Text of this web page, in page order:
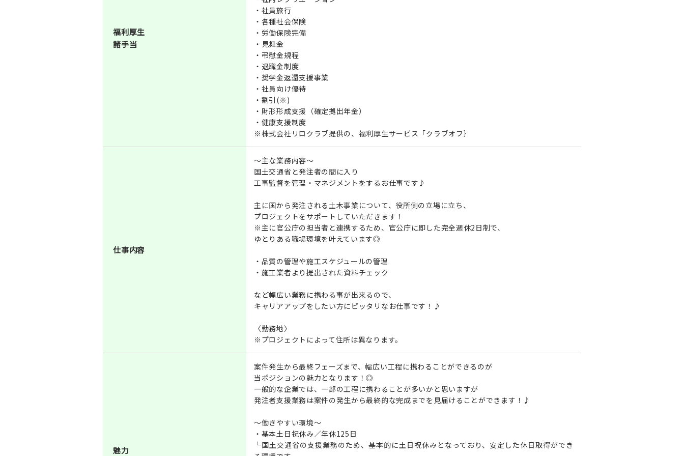
福利厚生
諸手当
・社員旅行
・各種社会保険
・労働保険完備
・見舞金
・弔慰金規程
・退職金制度
・奨学金返還支援事業
・社員向け優待
・割引(※)
・財形形成支援（確定拠出年金）
・健康支援制度
※株式会社リロクラブ提供の、福利厚生サービス「クラブオフ｝
仕事内容
～主な業務内容～
国土交通省と発注者の間に入り
工事監督を管理・マネジメントをするお仕事です♪
主に国から発注される土木事業について、役所側の立場に立ち、
プロジェクトをサポートしていただきます！
※主に官公庁の担当者と連携するため、官公庁に即した完全週休2日制で、
ゆとりある職場環境を叶えています◎
・品質の管理や施工スケジュールの管理
・施工業者より提出された資料チェック
など幅広い業務に携わる事が出来るので、
キャリアアップをしたい方にピッタリなお仕事です！♪
〈勤務地〉
※プロジェクトによって住所は異なります。
魅力
案件発生から最終フェーズまで、幅広い工程に携わることができるのが
当ポジションの魅力となります！◎
一般的な企業では、一部の工程に携わることが多いかと思いますが
発注者支援業務は案件の発生から最終的な完成までを見届けることができます！♪
～働きやすい環境～
・基本土日祝休み／年休125日
└国土交通省の支援業務のため、基本的に土日祝休みとなっており、安定した休日取得ができ